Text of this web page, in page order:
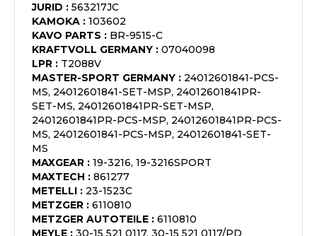
JURID : 563217JC
KAMOKA : 103602
KAVO PARTS : BR-9515-C
KRAFTVOLL GERMANY : 07040098
LPR : T2088V
MASTER-SPORT GERMANY : 24012601841-PCS-
MS, 24012601841-SET-MSP, 24012601841PR-
SET-MS, 24012601841PR-SET-MSP,
24012601841PR-PCS-MSP, 24012601841PR-PCS-
MS, 24012601841-PCS-MSP, 24012601841-SET-
MS
MAXGEAR : 19-3216, 19-3216SPORT
MAXTECH : 861277
METELLI : 23-1523C
METZGER : 6110810
METZGER AUTOTEILE : 6110810
MEYLE : 30-15 521 0117, 30-15 521 0117/PD